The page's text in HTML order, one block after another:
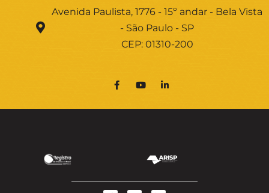
Avenida Paulista, 1776 - 15º andar - Bela Vista
- São Paulo - SP
CEP: 01310-200